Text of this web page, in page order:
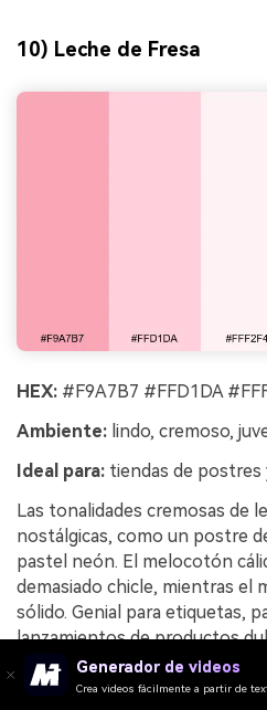
10) Leche de Fresa
HEX: #F9A7B7 #FFD1DA
Ambiente: lindo, cremoso,
Ideal para: tiendas de postres
Las tonalidades cremosas de
nostálgicas, como un postre
pastel neón. El melocotón
demasiado chicle, mientras el
sólido. Genial para etiquetas,
lanzamientos de productos
más claro como campo
códigos de barras y texto de
Generador de videos
Crea videos fácilmente a partir de